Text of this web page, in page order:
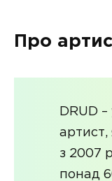
Про
DRUD
артист,
з 2007
понад